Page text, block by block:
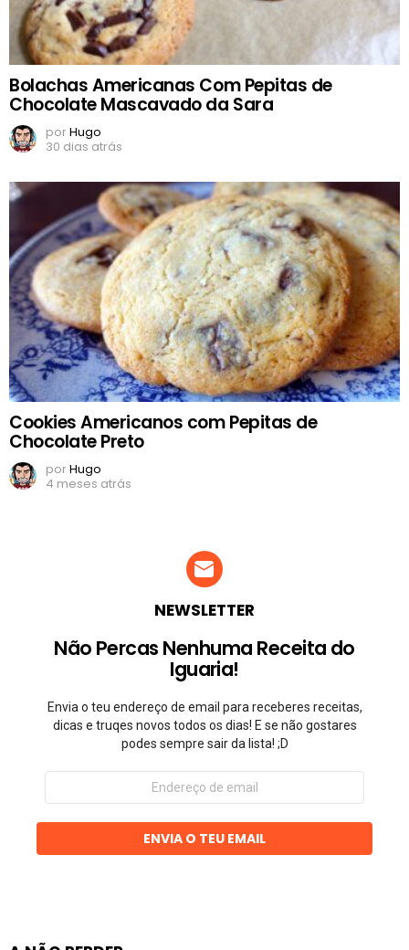
Bolachas Americanas Com Pepitas de
Chocolate Mascavado da Sara
porHugo
30 dias atrás
Cookies Americanos com Pepitas de
Chocolate Preto
porHugo
4 meses atrás
NEWSLETTER
Não Percas Nenhuma Receita do
Iguaria!
Envia o teu endereço de email para receberes receitas,
dicas e truqes novos todos os dias! E se não gostares
podes sempre sair da lista! ;D
Endereço
email
ENVIA O TEU EMAIL